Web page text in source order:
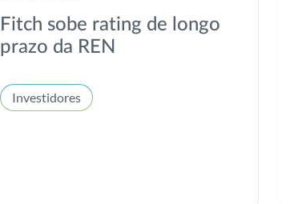
Fitch sobe rating de longo
prazo da REN
Investidores